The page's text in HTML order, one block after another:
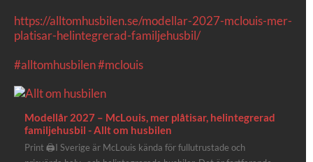
https://alltomhusbilen.se/modellar-2027-mclouis-mer-
platisar-helintegrerad-familjehusbil/
#alltomhusbilen#mclouis
Modellår 2027 – McLouis, mer plåtisar, helintegrerad
familjehusbil - Allt om husbilen
Print 🖨I Sverige är McLouis kända för fullutrustade och